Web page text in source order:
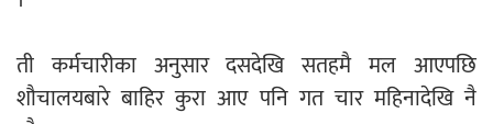
ती कर्मचारीका अनुसार दसदेखि सतहमै मल आएपछि
शौचालयबारे बाहिर कुरा आए पनि गत चार महिनादेखि नै